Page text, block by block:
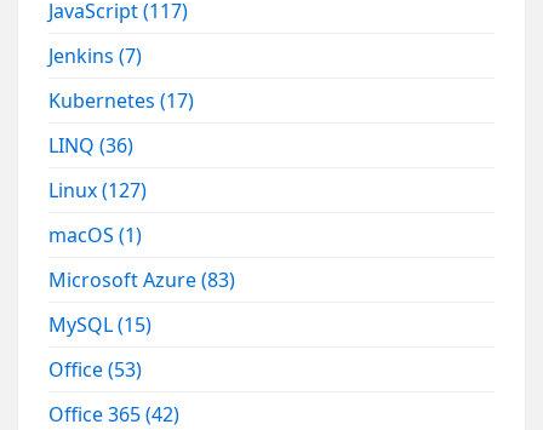
JavaScript(117)
Jenkins(7)
Kubernetes(17)
LINQ(36)
Linux(127)
macOS(1)
Microsoft Azure(83)
MySQL(15)
Office(53)
Office 365(42)